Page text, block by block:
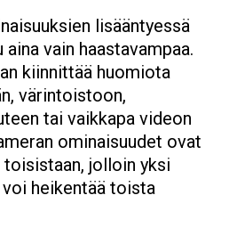
lisääntyessä
vain haastavampaa.
kiinnittää huomiota
värintoistoon,
tai vaikkapa videon
ominaisuudet ovat
jolloin yksi
heikentää toista